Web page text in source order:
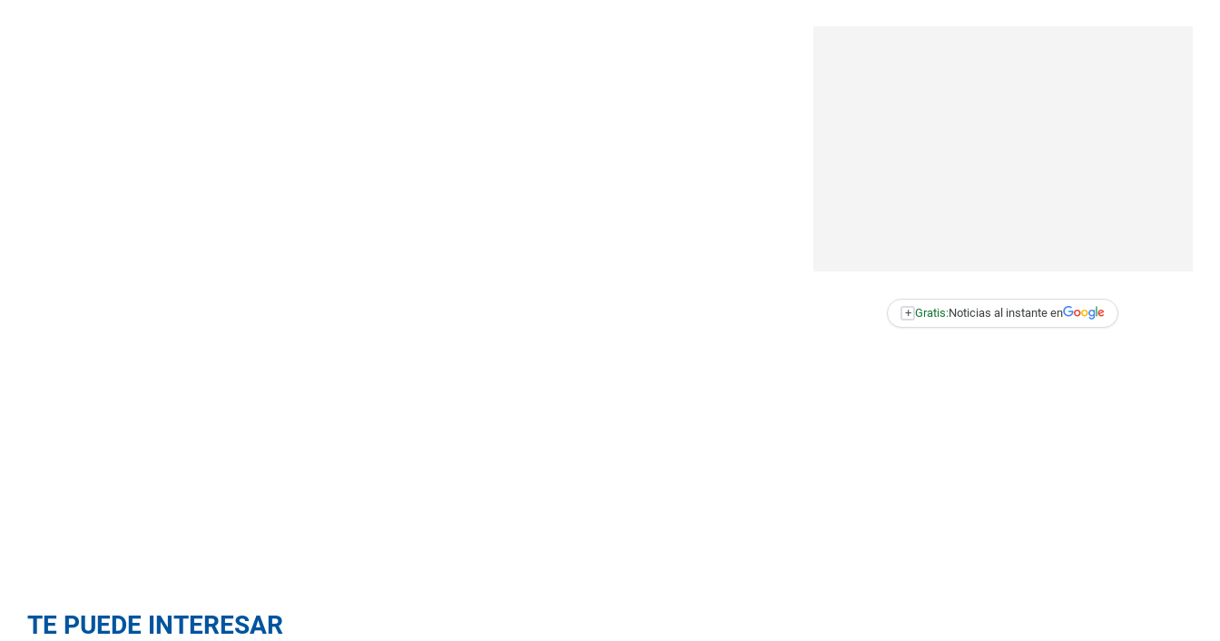
+ Gratis:Noticias al instante en
TE PUEDE INTERESAR